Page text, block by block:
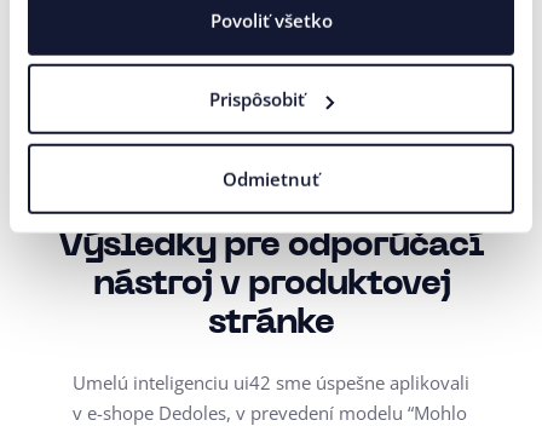
Povoliť všetko
Prispôsobiť
Odmietnuť
nasledovnými dátami:
Návštevy produktových stránok (product
Objednané produkty
Produkty vložené do košíka
Výsledky pre odporúčací
nástroj v produktovej
stránke
Umelú inteligenciu ui42 sme úspešne aplikovali
v e-shope Dedoles, v prevedení modelu “Mohlo